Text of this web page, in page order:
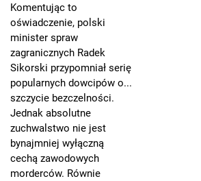
Komentując to
oświadczenie, polski
minister spraw
zagranicznych Radek
Sikorski przypomniał serię
popularnych dowcipów o...
szczycie bezczelności.
Jednak absolutne
zuchwalstwo nie jest
bynajmniej wyłączną
cechą zawodowych
morderców. Równie